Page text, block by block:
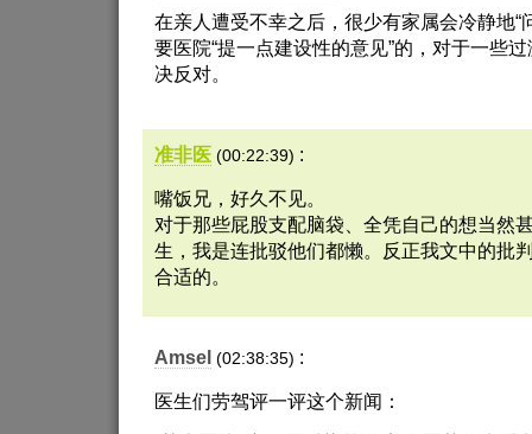
在亲人遭受不幸之后，很少有家属会冷静地“
要医院“提一点建设性的意见”的，对于一些
决反对。
准非医 (00:22:39) :
嘴饭兄，好久不见。
对于那些屁股支配脑袋、全凭自己的想当然
生，我是连批驳他们都懒。反正我文中的批
合适的。
Amsel (02:38:35) :
医生们劳驾评一评这个新闻：